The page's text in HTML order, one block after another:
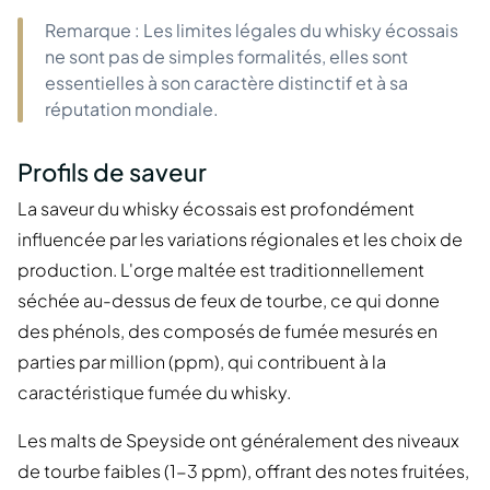
Remarque : Les limites légales du whisky écossais
ne sont pas de simples formalités, elles sont
essentielles à son caractère distinctif et à sa
réputation mondiale.
Profils de saveur
La saveur du whisky écossais est profondément
influencée par les variations régionales et les choix de
production. L'orge maltée est traditionnellement
séchée au-dessus de feux de tourbe, ce qui donne
des phénols, des composés de fumée mesurés en
parties par million (ppm), qui contribuent à la
caractéristique fumée du whisky.
Les malts de Speyside ont généralement des niveaux
de tourbe faibles (1-3 ppm), offrant des notes fruitées,